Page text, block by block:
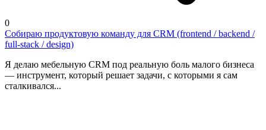
0
Собираю продуктовую команду для CRM (frontend / backend /
full-stack / design)
Я делаю мебельную CRM под реальную боль малого бизнеса
— инструмент, который решает задачи, с которыми я сам
сталкивался...